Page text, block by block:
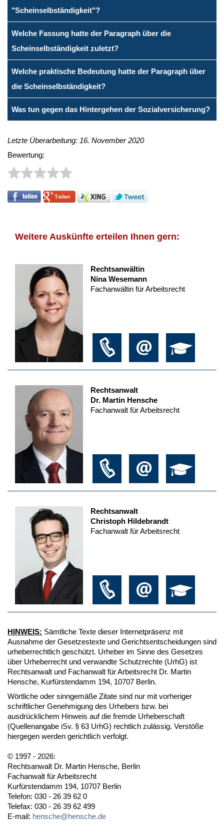
"Scheinselbständigkeit"?
Welche Fassung hatte der Paragraph über die
Scheinselbständigkeit zuletzt?
Welche praktische Bedeutung hatte der Paragraph über
die Scheinselbständigkeit?
Was tun gegen das Hintergehen der Sozialversicherung?
Letzte Überarbeitung: 16. November 2020
Bewertung:
Weitere Auskünfte erteilen Ihnen gern:
Rechtsanwältin
Nina Wesemann
Fachanwältin für Arbeitsrecht
Rechtsanwalt
Dr. Martin Hensche
Fachanwalt für Arbeitsrecht
Rechtsanwalt
Christoph Hildebrandt
Fachanwalt für Arbeitsrecht
HINWEIS: Sämtliche Texte dieser Internetpräsenz mit
Ausnahme der Gesetzestexte und Gerichtsentscheidungen sind
urheberrechtlich geschützt. Urheber im Sinne des Gesetzes
über Urheberrecht und verwandte Schutzrechte (UrhG) ist
Rechtsanwalt und Fachanwalt für Arbeitsrecht Dr. Martin
Hensche, Kurfürstendamm 194, 10707 Berlin.
Wörtliche oder sinngemäße Zitate sind nur mit vorheriger
schriftlicher Genehmigung des Urhebers bzw. bei
ausdrücklichem Hinweis auf die fremde Urheberschaft
(Quellenangabe iSv. § 63 UrhG) rechtlich zulässig. Verstöße
hiergegen werden gerichtlich verfolgt.
© 1997 - 2026:
Rechtsanwalt Dr. Martin Hensche, Berlin
Fachanwalt für Arbeitsrecht
Kurfürstendamm 194, 10707 Berlin
Telefon: 030 - 26 39 62 0
Telefax: 030 - 26 39 62 499
E-mail: hensche@hensche.de